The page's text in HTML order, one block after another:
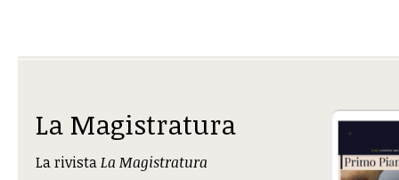
La Magistratura
La rivistaLa Magistratura